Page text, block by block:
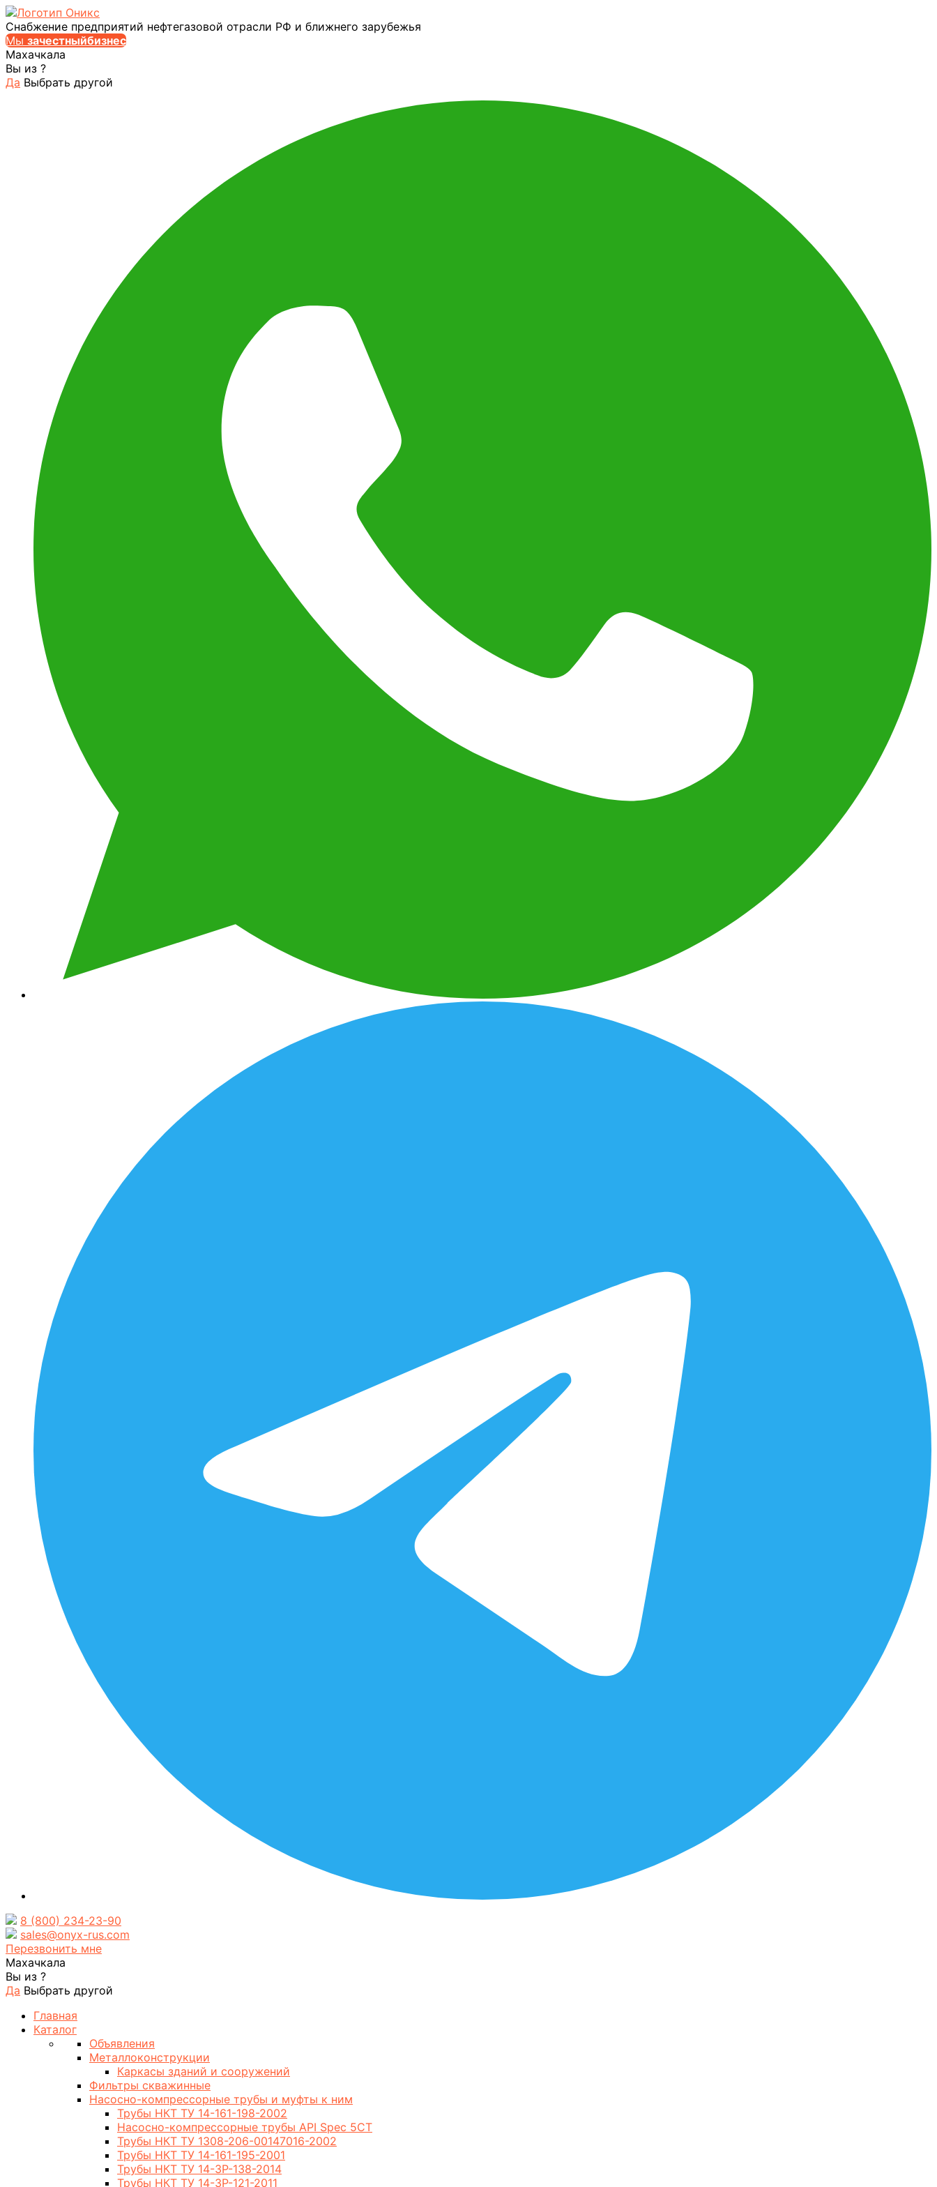
Снабжение предприятий нефтегазовой отрасли РФ и ближнего зарубежья
Мы зачестныйбизнес
Махачкала
Вы из ?
Да Выбрать другой
8 (800) 234-23-90
sales@onyx-rus.com
Перезвонить мне
Махачкала
Вы из ?
Да Выбрать другой
Главная
Каталог
Объявления
Металлоконструкции
Каркасы зданий и сооружений
Фильтры скважинные
Насосно-компрессорные трубы и муфты к ним
Трубы НКТ ТУ 14-161-198-2002
Насосно-компрессорные трубы API Spec 5CT
Трубы НКТ ТУ 1308-206-00147016-2002
Трубы НКТ ТУ 14-161-195-2001
Трубы НКТ ТУ 14-3Р-138-2014
Трубы НКТ ТУ 14-3Р-121-2011